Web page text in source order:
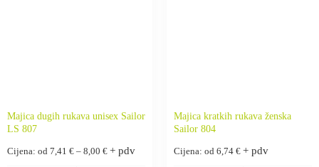
Majica dugih rukava unisex Sailor
LS 807
Cijena: od 7,41 € – 8,00 € + pdv
Majica kratkih rukava ženska
Sailor 804
Cijena: od 6,74 € + pdv